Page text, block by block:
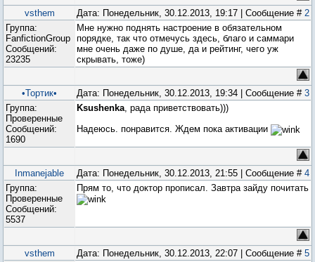
vsthem Дата: Понедельник, 30.12.2013, 19:17 | Сообщение # 2
Группа:
FanfictionGroup
Сообщений:
23235
Мне нужно поднять настроение в обязательном
порядке, так что отмечусь здесь, благо и саммари
мне очень даже по душе, да и рейтинг, чего уж
скрывать, тоже)
•Тортик• Дата: Понедельник, 30.12.2013, 19:34 | Сообщение # 3
Группа:
Проверенные
Сообщений:
1690
Ksushenka, рада приветствовать)))
Надеюсь. понравится. Ждем пока активации
Inmanejable Дата: Понедельник, 30.12.2013, 21:55 | Сообщение # 4
Группа:
Проверенные
Сообщений:
5537
Прям то, что доктор прописал. Завтра зайду почитать
vsthem Дата: Понедельник, 30.12.2013, 22:07 | Сообщение # 5